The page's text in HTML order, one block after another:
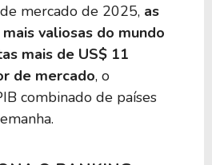
441,93 B
421,98 B
407,92 B
mercado de 2025, as
valiosas do mundo
mais de US$ 11
de mercado, o
combinado de países